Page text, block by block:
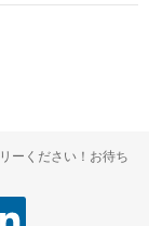
ーください！お待ち